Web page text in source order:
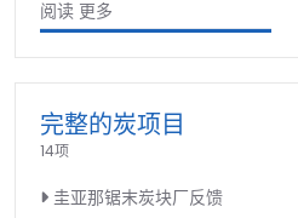
阅读 更多
完整的炭项目
14项
圭亚那锯末炭块厂反馈